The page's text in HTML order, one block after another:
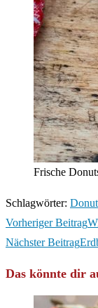
Frische
Schlagwörter: Donut
Weitere
Artikel
Vorheriger Beitrag
Nächster Beitrag
Das könnte dir